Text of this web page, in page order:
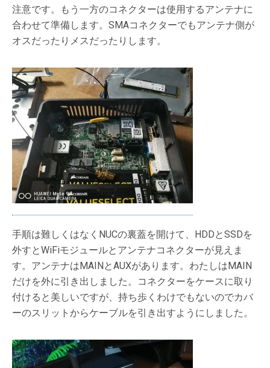
注意です。もう一方のコネクターは使用するアンテナに
合わせて準備します。SMAコネクターでもアンテナ側が
オスだったりメスだったりします。
手順は難しくはなくNUCの裏蓋を開けて、HDDとSSDを
外すとWiFiモジュールとアンテナコネクターが見えま
す。アンテナはMAINとAUXがあります。わたしはMAIN
だけを外に引き出しました。コネクターをケースに取り
付けると美しいですが、持ち歩くわけでもないのでカバ
ーのスリットからケーブルを引き出すようにしました。